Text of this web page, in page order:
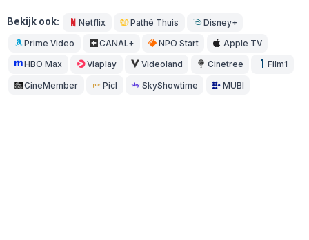
Bekijk ook: Netflix Pathé Thuis Disney+
Prime Video CANAL+ NPO Start Apple TV
HBO Max Viaplay Videoland Cinetree Film1
CineMember Picl SkyShowtime MUBI